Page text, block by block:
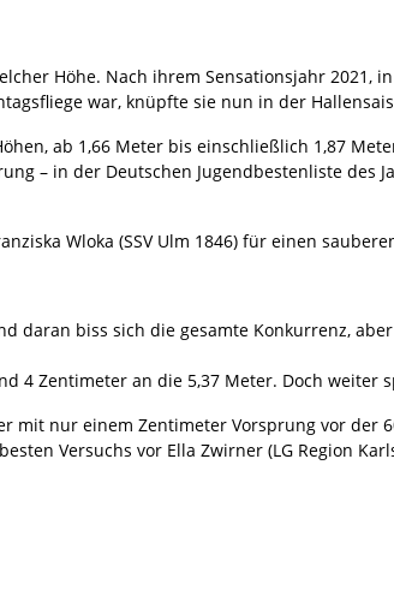
Höhe. Nach ihrem Sensationsjahr 2021,
war, knüpfte sie nun in der
ab 1,66 Meter bis einschließlich 1,87
– in der Deutschen Jugendbestenliste des
Wloka (SSV Ulm 1846) für einen
daran biss sich die gesamte Konkurrenz,
4 Zentimeter an die 5,37 Meter. Doch weiter
mit nur einem Zentimeter Vorsprung vor der
Versuchs vor Ella Zwirner (LG Region